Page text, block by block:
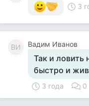
3
ВИ Вадим Иванов
Так и ловить
быстро и
3 года 0